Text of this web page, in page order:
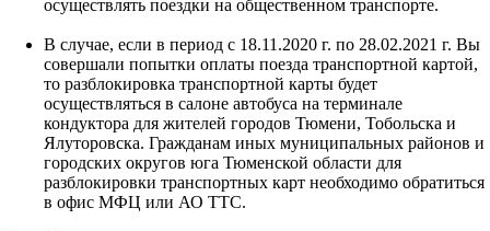
осуществлять поездки на общественном транспорте.
В случае, если в период с 18.11.2020 г. по 28.02.2021 г. Вы
совершали попытки оплаты поезда транспортной картой,
то разблокировка транспортной карты будет
осуществляться в салоне автобуса на терминале
кондуктора для жителей городов Тюмени, Тобольска и
Ялуторовска. Гражданам иных муниципальных районов и
городских округов юга Тюменской области для
разблокировки транспортных карт необходимо обратиться
в офис МФЦ или АО ТТС.